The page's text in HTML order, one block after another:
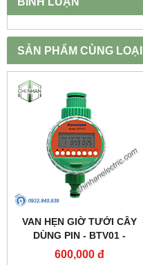
SẢN PHẨM CÙNG LOẠI
VAN HẸN GIỜ TƯỚI CÂY
DÙNG PIN - BTV01 -
KAWASAN
600,000 đ